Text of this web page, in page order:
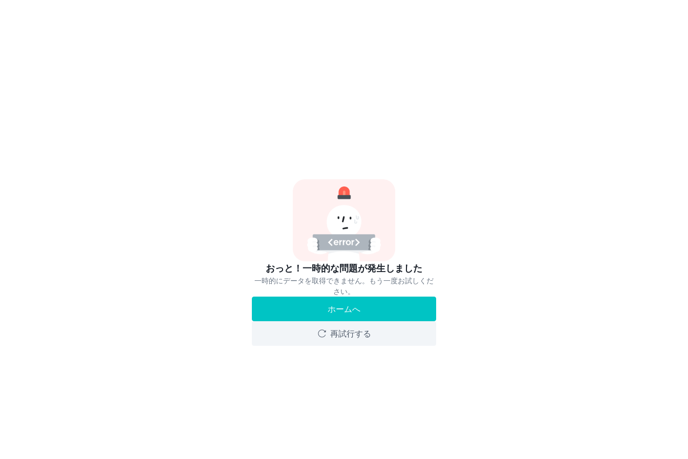
おっと！一時的な問題が発生しました
一時的にデータを取得できません。もう一度お試しくだ
さい。
ホームへ
再試行する